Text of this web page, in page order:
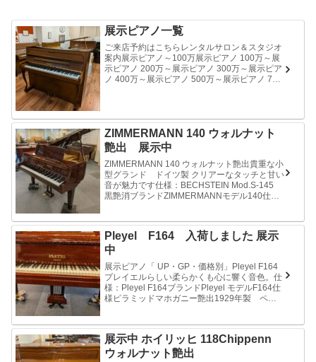
展示ピアノ一覧
ご来店予約はこちらレンタルサロン＆スタジオ
案内展示ピアノ～100万展示ピアノ 100万～展
示ピアノ 200万～展示ピアノ 300万～展示ピア
ノ 400万～展示ピアノ 500万～展示ピアノ 700
ZIMMERMANN 140 ウォルナット
艶出 展示中
ZIMMERMANN 140 ウォルナット艶出貴重な小
型グランド ドイツ製 クリアーなタッチと甘い
音が魅力です仕様：BECHSTEIN Mod.S-145
黒艶消ブランドZIMMERMANNモデル140仕様
Pleyel F164 入荷しました 展示
中
展示ピアノ「 UP・GP・価格別」Pleyel F164
プレイエルらしい柔らかくも心に響く音色。仕
様：Pleyel F164ブランドPleyel モデルF164仕
様ピラミッドマホガニー艶出1929年製 ペダ
展示中 ホイリッヒ 118Chippenn
ウォルナット艶出